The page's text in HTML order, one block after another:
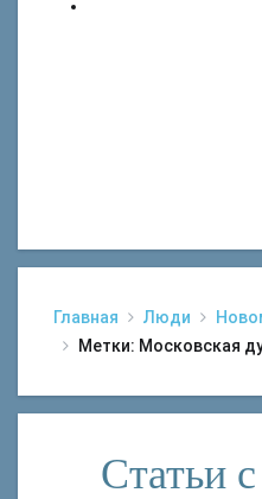
Главная Люди
Метки: Московская
Статьи